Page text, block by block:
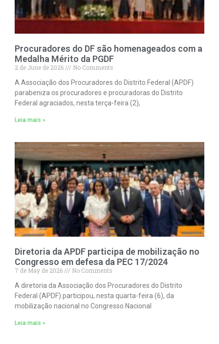
Procuradores do DF são homenageados com a
Medalha Mérito da PGDF
2 de June de 2026
No Comments
A Associação dos Procuradores do Distrito Federal (APDF)
parabeniza os procuradores e procuradoras do Distrito
Federal agraciados, nesta terça-feira (2),
Leia mais »
Diretoria da APDF participa de mobilização no
Congresso em defesa da PEC 17/2024
7 de May de 2026
No Comments
A diretoria da Associação dos Procuradores do Distrito
Federal (APDF) participou, nesta quarta-feira (6), da
mobilização nacional no Congresso Nacional
Leia mais »